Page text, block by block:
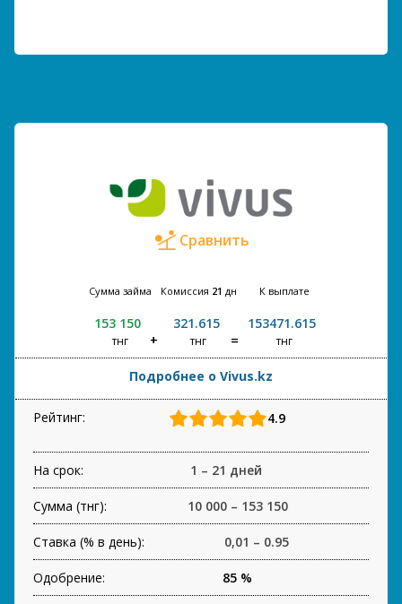
Сравнить
Сумма займа
153 150
тнг
Комиссия 21 дн
321.615
тнг
К выплате
153471.615
тнг
Подробнее о Vivus.kz
Рейтинг: 4.9
На срок: 1 – 21 дней
Сумма (тнг): 10 000 – 153 150
Ставка (% в день): 0,01 – 0.95
Одобрение: 85 %